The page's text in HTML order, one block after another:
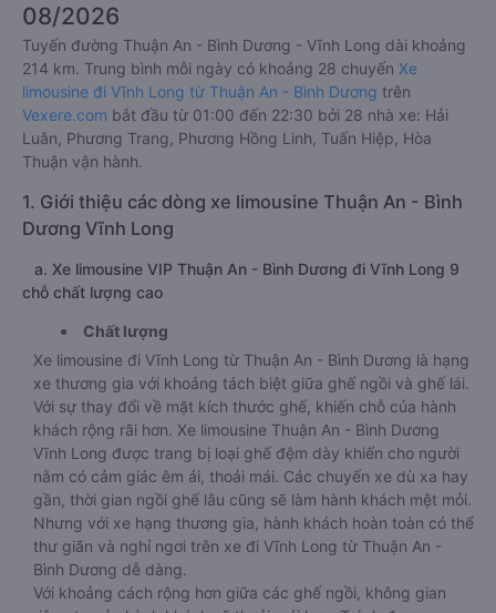
08/2026
Tuyến đường Thuận An - Bình Dương - Vĩnh Long dài khoảng
214 km. Trung bình mỗi ngày có khoảng 28 chuyến Xe
limousine đi Vĩnh Long từ Thuận An - Bình Dương trên
Vexere.com bắt đầu từ 01:00 đến 22:30 bởi 28 nhà xe: Hải
Luân, Phương Trang, Phương Hồng Linh, Tuấn Hiệp, Hòa
Thuận vận hành.
1. Giới thiệu các dòng xe limousine Thuận An - Bình
Dương Vĩnh Long
a. Xe limousine VIP Thuận An - Bình Dương đi Vĩnh Long 9
chỗ chất lượng cao
Chất lượng
Xe limousine đi Vĩnh Long từ Thuận An - Bình Dương là hạng
xe thương gia với khoảng tách biệt giữa ghế ngồi và ghế lái.
Với sự thay đổi về mặt kích thước ghế, khiến chỗ của hành
khách rộng rãi hơn. Xe limousine Thuận An - Bình Dương
Vĩnh Long được trang bị loại ghế đệm dày khiến cho người
nằm có cảm giác êm ái, thoải mái. Các chuyến xe dù xa hay
gần, thời gian ngồi ghế lâu cũng sẽ làm hành khách mệt mỏi.
Nhưng với xe hạng thương gia, hành khách hoàn toàn có thể
thư giãn và nghỉ ngơi trên xe đi Vĩnh Long từ Thuận An -
Bình Dương dễ dàng.
Với khoảng cách rộng hơn giữa các ghế ngồi, không gian